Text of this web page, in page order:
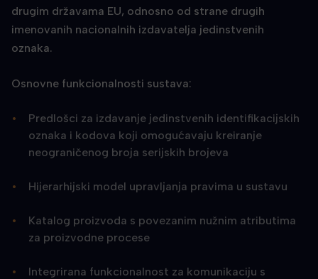
drugim državama EU, odnosno od strane drugih
imenovanih nacionalnih izdavatelja jedinstvenih
oznaka.
Osnovne funkcionalnosti sustava:
Predlošci za izdavanje jedinstvenih identifikacijskih
oznaka i kodova koji omogućavaju kreiranje
neograničenog broja serijskih brojeva
Hijerarhijski model upravljanja pravima u sustavu
Katalog proizvoda s povezanim nužnim atributima
za proizvodne procese
Integrirana funkcionalnost za komunikaciju s